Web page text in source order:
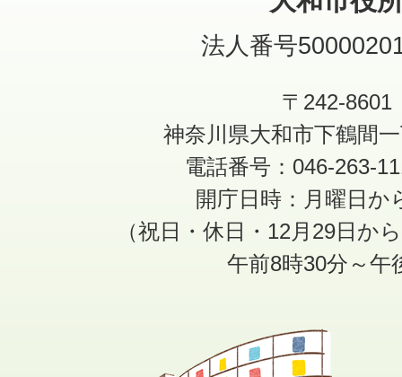
法人番号
〒242-8601
神奈川県大和市下鶴間
電話番号：046-263-
開庁日時：月曜日か
（祝日・休日・12月29日か
午前8時30分～午